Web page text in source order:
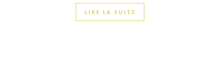
LIRE LA SUITE